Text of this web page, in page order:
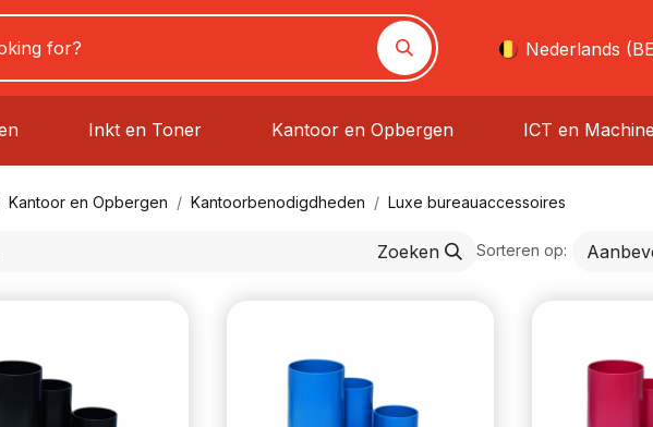
Nederlands
Inkt en Toner Kantoor en Opbergen ICT en
Kantoor en Opbergen Kantoorbenodigdheden Luxe bureauaccessoires
Zoeken Sorteren op: